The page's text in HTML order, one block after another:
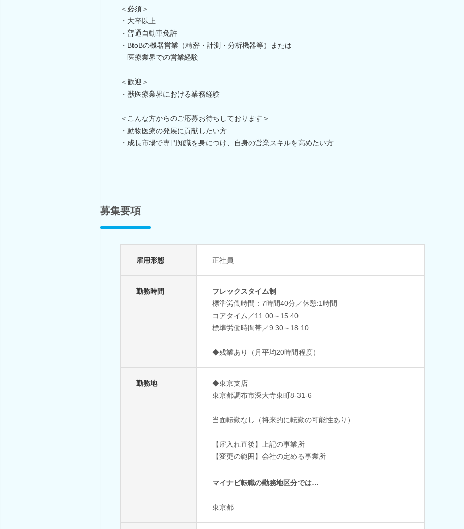
＜必須＞
・大卒以上
・普通自動車免許
・BtoBの機器営業（精密・計測・分析機器等）または
医療業界での営業経験
＜歓迎＞
・獣医療業界における業務経験
＜こんな方からのご応募お待ちしております＞
・動物医療の発展に貢献したい方
・成長市場で専門知識を身につけ、自身の営業スキルを高めたい方
募集要項
雇用形態 正社員
勤務時間
フレックスタイム制
標準労働時間：7時間40分／休憩:1時間
コアタイム／11:00～15:40
標準労働時間帯／9:30～18:10
◆残業あり（月平均20時間程度）
勤務地
◆東京支店
東京都調布市深大寺東町8-31-6
当面転勤なし（将来的に転勤の可能性あり）
【雇入れ直後】上記の事業所
【変更の範囲】会社の定める事業所
マイナビ転職の勤務地区分では…
東京都